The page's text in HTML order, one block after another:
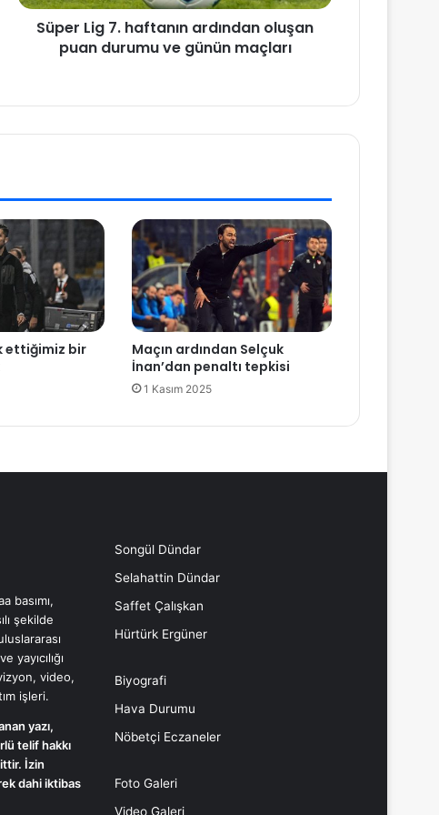
7
t
a
r
ı
n
d
a
n
o
a
u
m
u
v
e
g
n
ü
n
m
Süper Lig 7. haftanın ardından oluşan
puan durumu ve günün maçları
ettiğimiz bir
Maçın ardından Selçuk
İnan’dan penaltı tepkisi
1 Kasım 2025
basımı,
şekilde
yayıcılığı
video,
işleri.
yazı,
telif hakkı
İzin
dahi iktibas
Songül Dündar
Selahattin Dündar
Saffet Çalışkan
Hürtürk Ergüner
Biyografi
Hava Durumu
Nöbetçi Eczaneler
Foto Galeri
Video Galeri